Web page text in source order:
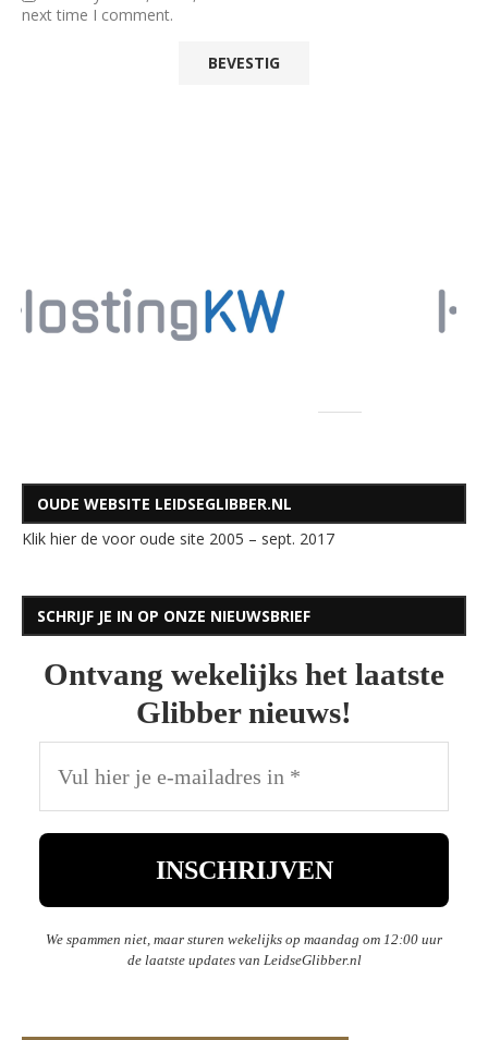
next time I comment.
OUDE WEBSITE LEIDSEGLIBBER.NL
Klik hier de voor oude site 2005 – sept. 2017
SCHRIJF JE IN OP ONZE NIEUWSBRIEF
Ontvang wekelijks het laatste
Glibber nieuws!
We spammen niet, maar sturen wekelijks op maandag om 12:00 uur
de laatste updates van LeidseGlibber.nl